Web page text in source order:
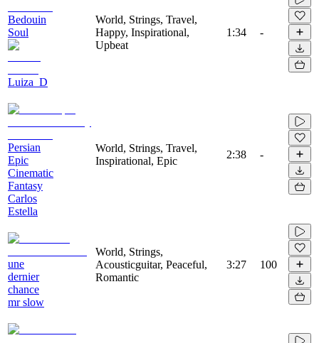
Bedouin
Soul
Luiza_D
World, Strings, Travel,
Happy, Inspirational,
Upbeat
1:34 -
Persian
Epic
Cinematic
Fantasy
Carlos
Estella
World, Strings, Travel,
Inspirational, Epic
2:38 -
une
dernier
chance
mr slow
World, Strings,
Acousticguitar, Peaceful,
Romantic
3:27 100